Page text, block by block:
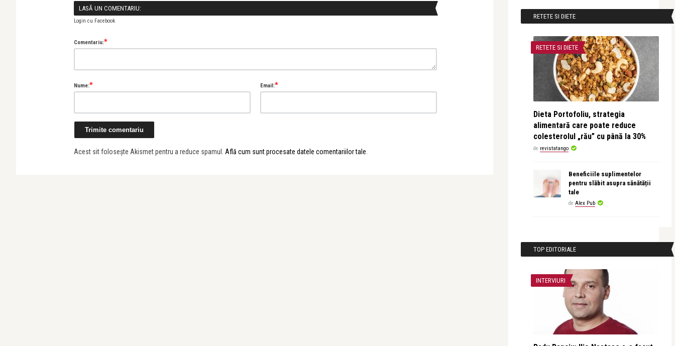
LASĂ UN COMENTARIU:
Login cu Facebook
Comentariu:*
Nume:* Email:*
Acest sit folosește Akismet pentru a reduce spamul. Află cum sunt procesate datele comentariilor tale.
RETETE SI DIETE
RETETE SI DIETE
Dieta Portofoliu, strategia
alimentară care poate reduce
colesterolul „rău” cu până la 30%
de revistatango
Beneficiile suplimentelor
pentru slăbit asupra sănătății
tale
de Alex Pub
TOP EDITORIALE
INTERVIURI